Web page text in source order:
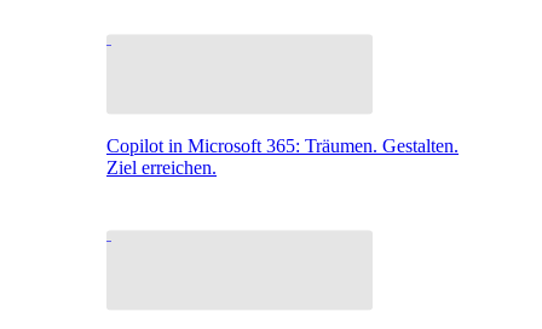
Copilot in Microsoft 365: Träumen. Gestalten.
Ziel erreichen.